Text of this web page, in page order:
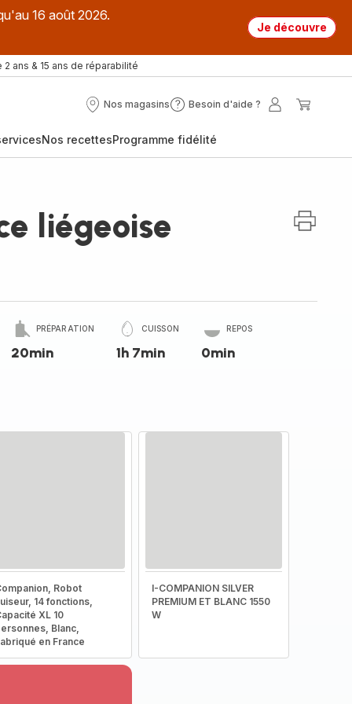
16 août 2026.
Je découvre
2 ans & 15 ans de réparabilité
Nos magasins
Nos
Besoin d'aide ?
Besoin
?
Mon
Nos recettesProgramme fidélité
liégeoise
PRÉPARATION
20min
CUISSON
1h 7min
REPOS
0min
Robot
14 fonctions,
XL 10
Blanc,
en France
I-COMPANION SILVER
PREMIUM ET BLANC 1550
W